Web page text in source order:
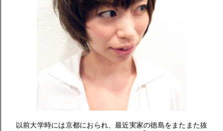
以前大学時には京都におられ、最近実家の徳島をまたまた抜